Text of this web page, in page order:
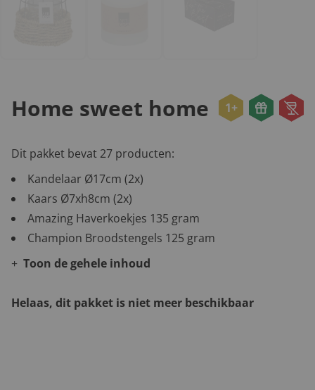
Home sweet home 1+
Dit pakket bevat 27 producten:
Kandelaar Ø17cm (2x)
Kaars Ø7xh8cm (2x)
Amazing Haverkoekjes 135 gram
Champion Broodstengels 125 gram
Toon de gehele inhoud
Helaas, dit pakket is niet meer beschikbaar